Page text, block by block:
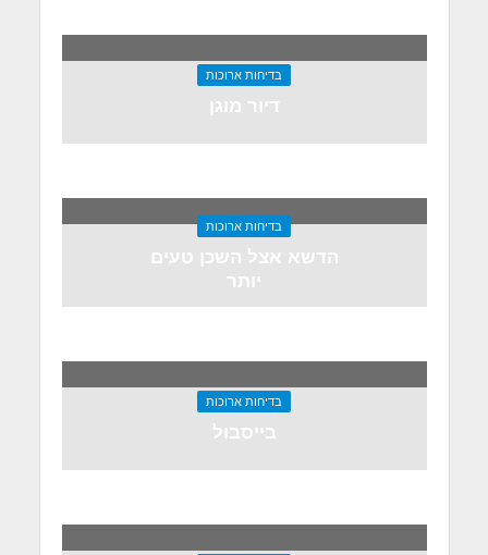
בדיחות ארוכות
דיור מוגן
בדיחות ארוכות
הדשא אצל השכן טעים
יותר
בדיחות ארוכות
בייסבול